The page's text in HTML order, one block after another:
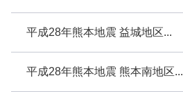
平成28年熊本地震 益城地区...
平成28年熊本地震 熊本南地区...